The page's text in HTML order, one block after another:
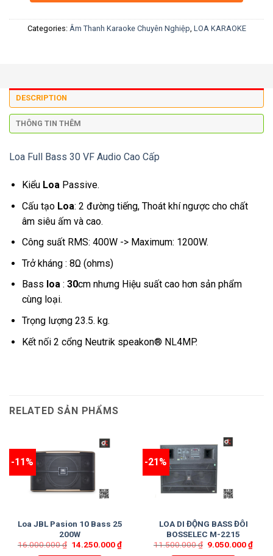
Categories: Âm Thanh Karaoke Chuyên Nghiệp, LOA KARAOKE
DESCRIPTION
THÔNG TIN THÊM
Loa Full Bass 30 VF Audio Cao Cấp
Kiểu LoaPassive.
Cấu tạo Loa: 2 đường tiếng, Thoát khí ngược cho chất
âm siêu ấm và cao.
Công suất RMS: 400W -> Maximum: 1200W.
Trở kháng : 8Ω (ohms)
Bass loa: 30cm nhưng Hiệu suất cao hơn sản phẩm
cùng loại.
Trọng lượng 23.5. kg.
Kết nối 2 cổng Neutrik speakon® NL4MP.
RELATED SẢN PHẨMS
-11%
Loa JBL Pasion 10 Bass 25
200W
16.000.000₫ 14.250.000₫
-21%
LOA DI ĐỘNG BASS ĐÔI
BOSSELEC M-2215
11.500.000₫ 9.050.000₫